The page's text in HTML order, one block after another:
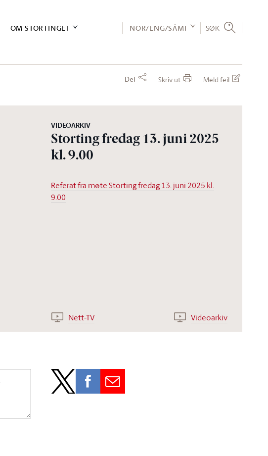
OM STORTINGET NOR/ENG/SÁMI SØK
Del Skriv ut Meld feil
VIDEOARKIV
Storting fredag 13. juni 2025
kl. 9.00
Referat fra møte Storting fredag 13. juni 2025 kl.
9.00
Nett-TV Videoarkiv